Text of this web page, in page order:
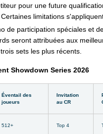
pour une future
limitations
de participation spéciales et
seront attribuées aux
sets les plus récents.
Showdown Series 2026
Éventail des
joueurs
Invitation
au CR
512+ Top 4